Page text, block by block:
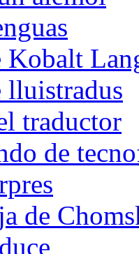
traductor
de
de